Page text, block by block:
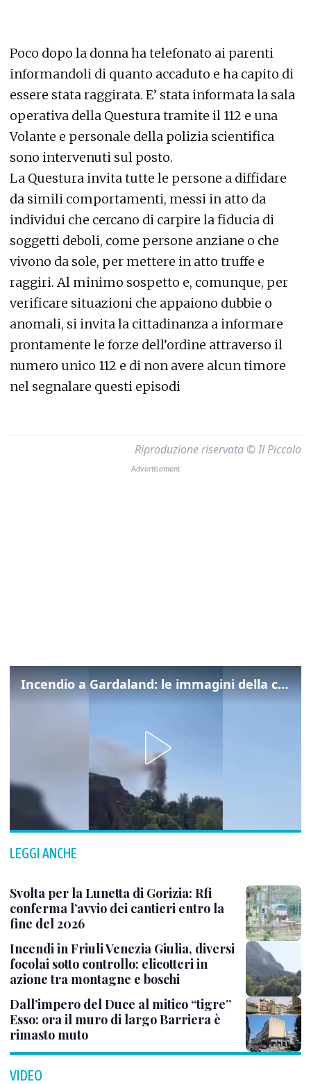
Poco dopo la donna ha telefonato ai parenti
informandoli di quanto accaduto e ha capito di
essere stata raggirata. E’ stata informata la sala
operativa della Questura tramite il 112 e una
Volante e personale della polizia scientifica
sono intervenuti sul posto.
La Questura invita tutte le persone a diffidare
da simili comportamenti, messi in atto da
individui che cercano di carpire la fiducia di
soggetti deboli, come persone anziane o che
vivono da sole, per mettere in atto truffe e
raggiri. Al minimo sospetto e, comunque, per
verificare situazioni che appaiono dubbie o
anomali, si invita la cittadinanza a informare
prontamente le forze dell’ordine attraverso il
numero unico 112 e di non avere alcun timore
nel segnalare questi episodi
Riproduzione riservata © Il Piccolo
Incendio a Gardaland: le immagini della colonna di fumo
LEGGI ANCHE
Svolta per la Lunetta di Gorizia: Rfi
conferma l’avvio dei cantieri entro la
fine del 2026
Incendi in Friuli Venezia Giulia, diversi
focolai sotto controllo: elicotteri in
azione tra montagne e boschi
Dall’impero del Duce al mitico “tigre”
Esso: ora il muro di largo Barriera è
rimasto muto
VIDEO